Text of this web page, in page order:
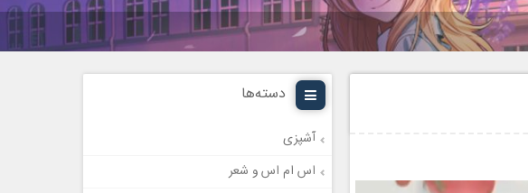
دسته‌ها
آشپزی
اس ام اس و شعر